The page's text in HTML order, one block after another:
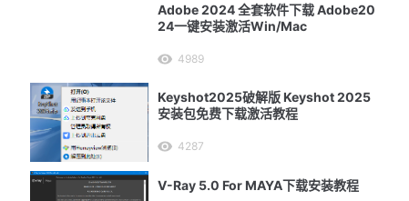
Adobe 2024 全套软件下载 Adobe20
24一键安装激活Win/Mac
4989
Keyshot2025破解版 Keyshot 2025
安装包免费下载激活教程
4287
V-Ray 5.0 For MAYA下载安装教程